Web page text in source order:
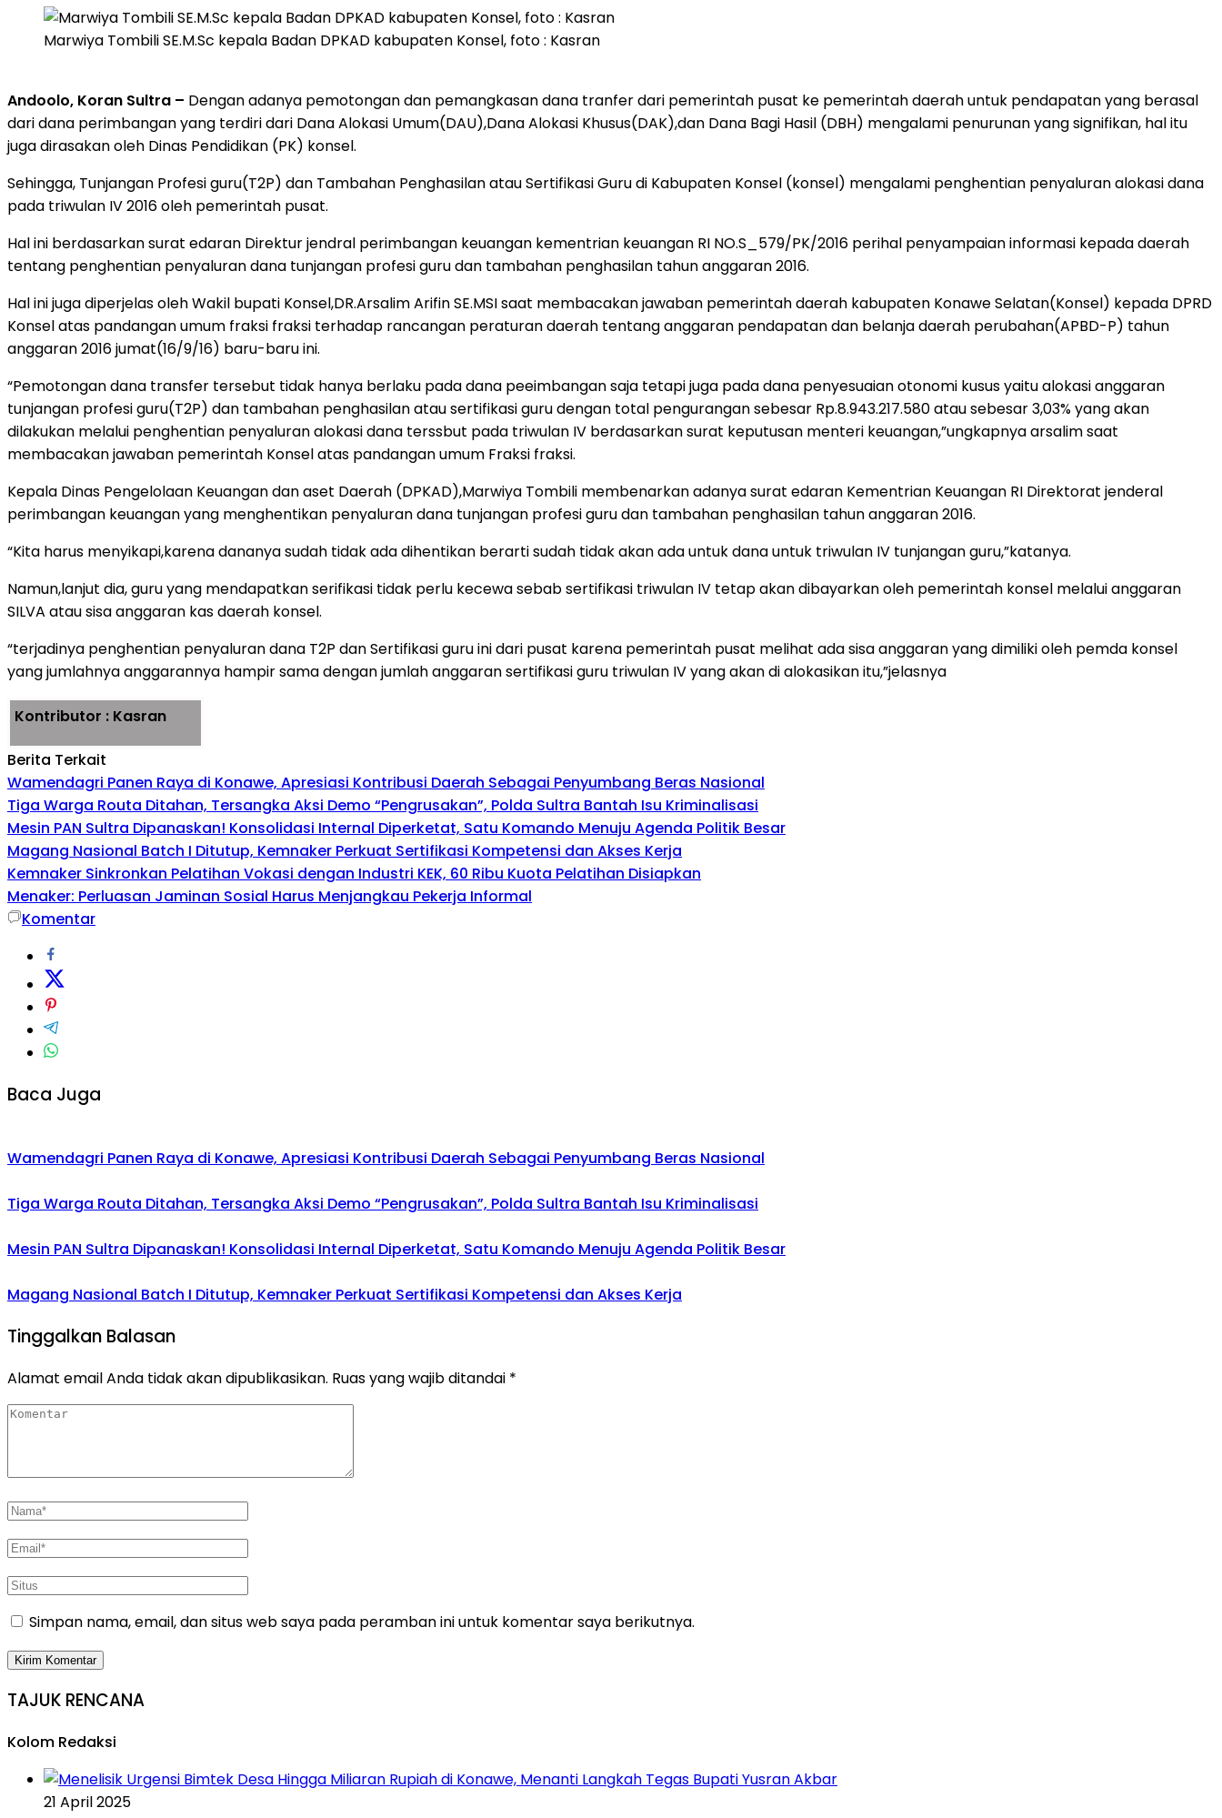
Marwiya Tombili SE.M.Sc kepala Badan DPKAD kabupaten Konsel, foto : Kasran
Andoolo, Koran Sultra – Dengan adanya pemotongan dan pemangkasan dana tranfer dari pemerintah pusat ke pemerintah daerah untuk pendapatan yang berasal
dari dana perimbangan yang terdiri dari Dana Alokasi Umum(DAU),Dana Alokasi Khusus(DAK),dan Dana Bagi Hasil (DBH) mengalami penurunan yang signifikan, hal itu
juga dirasakan oleh Dinas Pendidikan (PK) konsel.
Sehingga, Tunjangan Profesi guru(T2P) dan Tambahan Penghasilan atau Sertifikasi Guru di Kabupaten Konsel (konsel) mengalami penghentian penyaluran alokasi dana
pada triwulan IV 2016 oleh pemerintah pusat.
Hal ini berdasarkan surat edaran Direktur jendral perimbangan keuangan kementrian keuangan RI NO.S_579/PK/2016 perihal penyampaian informasi kepada daerah
tentang penghentian penyaluran dana tunjangan profesi guru dan tambahan penghasilan tahun anggaran 2016.
Hal ini juga diperjelas oleh Wakil bupati Konsel,DR.Arsalim Arifin SE.MSI saat membacakan jawaban pemerintah daerah kabupaten Konawe Selatan(Konsel) kepada DPRD
Konsel atas pandangan umum fraksi fraksi terhadap rancangan peraturan daerah tentang anggaran pendapatan dan belanja daerah perubahan(APBD-P) tahun
anggaran 2016 jumat(16/9/16) baru-baru ini.
“Pemotongan dana transfer tersebut tidak hanya berlaku pada dana peeimbangan saja tetapi juga pada dana penyesuaian otonomi kusus yaitu alokasi anggaran
tunjangan profesi guru(T2P) dan tambahan penghasilan atau sertifikasi guru dengan total pengurangan sebesar Rp.8.943.217.580 atau sebesar 3,03% yang akan
dilakukan melalui penghentian penyaluran alokasi dana terssbut pada triwulan IV berdasarkan surat keputusan menteri keuangan,”ungkapnya arsalim saat
membacakan jawaban pemerintah Konsel atas pandangan umum Fraksi fraksi.
Kepala Dinas Pengelolaan Keuangan dan aset Daerah (DPKAD),Marwiya Tombili membenarkan adanya surat edaran Kementrian Keuangan RI Direktorat jenderal
perimbangan keuangan yang menghentikan penyaluran dana tunjangan profesi guru dan tambahan penghasilan tahun anggaran 2016.
“Kita harus menyikapi,karena dananya sudah tidak ada dihentikan berarti sudah tidak akan ada untuk dana untuk triwulan IV tunjangan guru,”katanya.
Namun,lanjut dia, guru yang mendapatkan serifikasi tidak perlu kecewa sebab sertifikasi triwulan IV tetap akan dibayarkan oleh pemerintah konsel melalui anggaran
SILVA atau sisa anggaran kas daerah konsel.
“terjadinya penghentian penyaluran dana T2P dan Sertifikasi guru ini dari pusat karena pemerintah pusat melihat ada sisa anggaran yang dimiliki oleh pemda konsel
yang jumlahnya anggarannya hampir sama dengan jumlah anggaran sertifikasi guru triwulan IV yang akan di alokasikan itu,”jelasnya
Kontributor : Kasran
Berita Terkait
Wamendagri Panen Raya di Konawe, Apresiasi Kontribusi Daerah Sebagai Penyumbang Beras Nasional
Tiga Warga Routa Ditahan, Tersangka Aksi Demo “Pengrusakan”, Polda Sultra Bantah Isu Kriminalisasi
Mesin PAN Sultra Dipanaskan! Konsolidasi Internal Diperketat, Satu Komando Menuju Agenda Politik Besar
Magang Nasional Batch I Ditutup, Kemnaker Perkuat Sertifikasi Kompetensi dan Akses Kerja
Kemnaker Sinkronkan Pelatihan Vokasi dengan Industri KEK, 60 Ribu Kuota Pelatihan Disiapkan
Menaker: Perluasan Jaminan Sosial Harus Menjangkau Pekerja Informal
Komentar
Baca Juga
Wamendagri Panen Raya di Konawe, Apresiasi Kontribusi Daerah Sebagai Penyumbang Beras Nasional
Tiga Warga Routa Ditahan, Tersangka Aksi Demo “Pengrusakan”, Polda Sultra Bantah Isu Kriminalisasi
Mesin PAN Sultra Dipanaskan! Konsolidasi Internal Diperketat, Satu Komando Menuju Agenda Politik Besar
Magang Nasional Batch I Ditutup, Kemnaker Perkuat Sertifikasi Kompetensi dan Akses Kerja
Tinggalkan Balasan
Alamat email Anda tidak akan dipublikasikan. Ruas yang wajib ditandai *
Simpan nama, email, dan situs web saya pada peramban ini untuk komentar saya berikutnya.
TAJUK RENCANA
Kolom Redaksi
21 April 2025